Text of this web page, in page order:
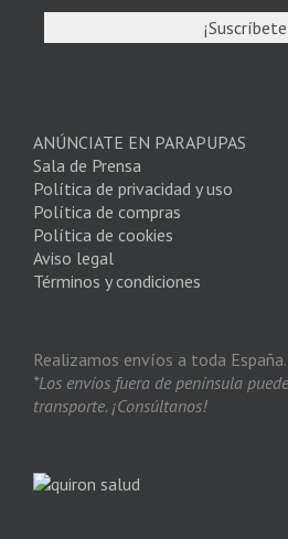
ANÚNCIATE EN PARAPUPAS
Sala de Prensa
Política de privacidad y uso
Política de compras
Política de cookies
Aviso legal
Términos y condiciones
Realizamos envíos a toda España.
*Los envíos fuera de península
transporte. ¡Consúltanos!